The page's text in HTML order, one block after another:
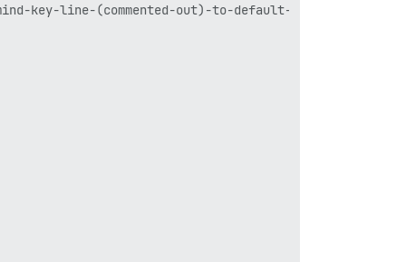
key-line-(commented-out)-to-default-config